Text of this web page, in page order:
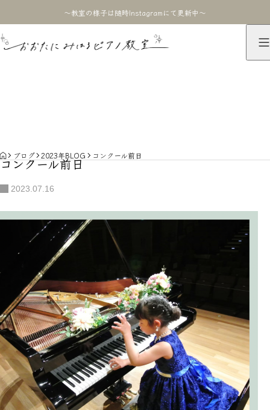
〜教室の様子は随時Instagramにて更新中〜
HOME
ブログ 2023年BLOG コンクール前日
コンクール前日
2023.07.16